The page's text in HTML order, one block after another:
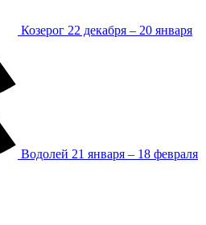
Козерог 22 декабря – 20 января
Водолей 21 января – 18 февраля